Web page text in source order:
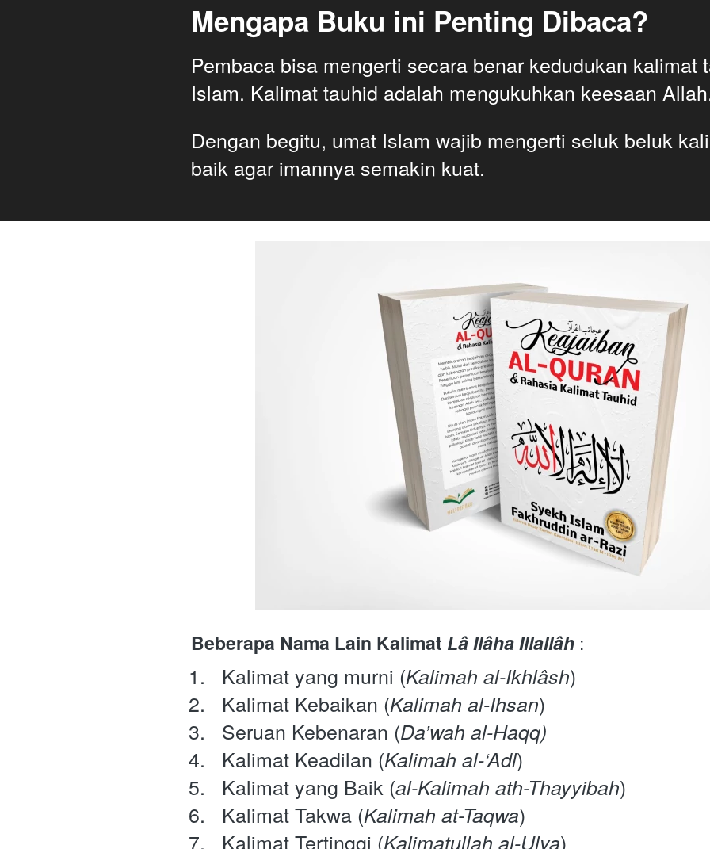
Mengapa Buku ini Penting Dibaca?
Pembaca bisa mengerti secara benar kedudukan kalimat
Islam. Kalimat tauhid adalah mengukuhkan keesaan
Dengan begitu, umat Islam wajib mengerti seluk beluk
baik agar imannya semakin kuat.
Beberapa Nama Lain Kalimat Lâ Ilâha Illallâh :
  Kalimat yang murni (
Kalimah al-Ikhlâsh)
  Kalimat Kebaikan (
Kalimah al-Ihsan)
  Seruan Kebenaran (
Da’wah al-Haqq)
  Kalimat Keadilan (
Kalimah al-‘Adl)
  Kalimat yang Baik (
al-Kalimah ath-Thayyibah)
  Kalimat Takwa (
Kalimah at-Taqwa)
  Kalimat Tertinggi (
Kalimatullah al-Ulya)